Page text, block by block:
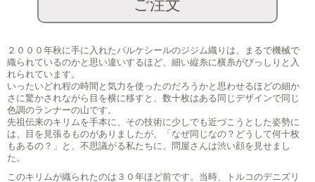
２０００年秋に手に入れたバルケシールのジジム織りは、まるで機械で
織られているのかと思い違いするほど、細い縦糸に横糸がびっしりと入
れられています。
いったいどれ程の時間と気力を使ったのだろうかと思わせるほどの細か
さに驚かされながら目を横に移すと、数十枚はある同じデザインで同じ
色調のランナーの山です。
先祖伝来のキリムを手本に、その技術に少しでも近づこうとした姿勢に
は、目を見張るものがありましたが、「なぜ同じなの？どうして何十枚
もあるの？」と、不思議がる私たちに、問屋さんは渋い顔を見せまし
た。
このキリムが織られたのは３０年ほど前です。当時、トルコのデニズリ